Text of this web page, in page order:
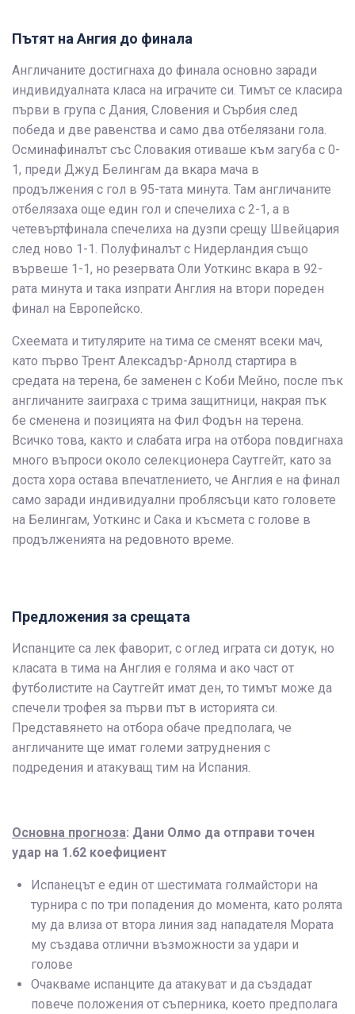
Пътят на Ангия до финала
Англичаните достигнаха до финала основно заради
индивидуалната класа на играчите си. Тимът се класира
първи в група с Дания, Словения и Сърбия след
победа и две равенства и само два отбелязани гола.
Осминафиналът със Словакия отиваше към загуба с 0-
1, преди Джуд Белингам да вкара мача в
продължения с гол в 95-тата минута. Там англичаните
отбелязаха още един гол и спечелиха с 2-1, а в
четевъртфинала спечелиха на дузпи срещу Швейцария
след ново 1-1. Полуфиналът с Нидерландия също
вървеше 1-1, но резервата Оли Уоткинс вкара в 92-
рата минута и така изпрати Англия на втори пореден
финал на Европейско.
Схеемата и титулярите на тима се сменят всеки мач,
като първо Трент Алексадър-Арнолд стартира в
средата на терена, бе заменен с Коби Мейно, после пък
англичаните заиграха с трима защитници, накрая пък
бе сменена и позицията на Фил Фодън на терена.
Всичко това, както и слабата игра на отбора повдигнаха
много въпроси около селекционера Саутгейт, като за
доста хора остава впечатлението, че Англия е на финал
само заради индивидуални проблясъци като головете
на Белингам, Уоткинс и Сака и късмета с голове в
продълженията на редовното време.
Предложения за срещата
Испанците са лек фаворит, с оглед играта си дотук, но
класата в тима на Англия е голяма и ако част от
футболистите на Саутгейт имат ден, то тимът може да
спечели трофея за първи път в историята си.
Представянето на отбора обаче предполага, че
англичаните ще имат големи затруднения с
подредения и атакуващ тим на Испания.
Основна прогноза: Дани Олмо да отправи точен
удар на 1.62 коефициент
Испанецът е един от шестимата голмайстори на
турнира с по три попадения до момента, като ролята
му да влиза от втора линия зад нападателя Мората
му създава отлични възможности за удари и
голове
Очакваме испанците да атакуват и да създадат
повече положения от съперника, което предполага